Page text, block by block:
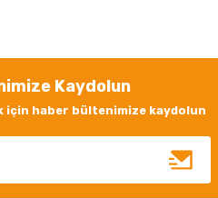
ederiz.
görüntülenemiyor.
Kaydolun
için haber bültenimize kaydolun